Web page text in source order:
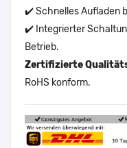
✔️ Schnelles Aufladen
✔️ Integrierter
Betrieb.
Zertifizierte
RoHS konform.